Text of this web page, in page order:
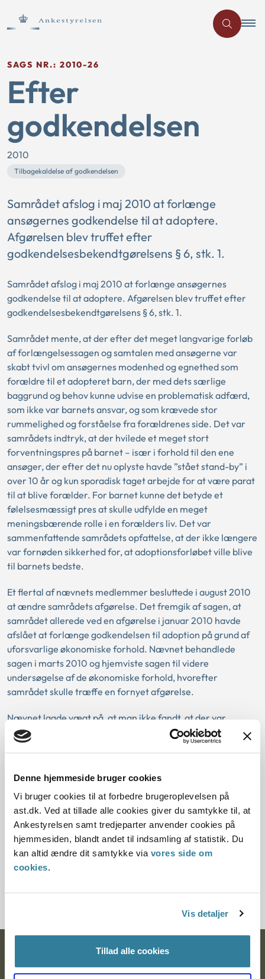
Denne hjemmeside bruger cookies
Vi bruger cookies til at forbedre brugeroplevelsen på
ast.dk. Ved at tillade alle cookies giver du samtykke til, at
Ankestyrelsen samt tredjeparter anvender cookies på
hjemmesiden, blandt andet til indsamling af statistik. Du
kan altid ændre dit samtykke via vores side om
cookies.
Vis detaljer
Tillad alle cookies
SAGS NR.: 2010-26
Efter
godkendelsen
2010
Tilbagekaldelse af godkendelsen
Samrådet afslog i maj 2010 at forlænge
ansøgernes godkendelse til at adoptere.
Afgørelsen blev truffet efter
godkendelsesbekendtgørelsens § 6, stk. 1.
Samrådet afslog i maj 2010 at forlænge ansøgernes
godkendelse til at adoptere. Afgørelsen blev truffet efter
godkendelsesbekendtgørelsens § 6, stk. 1.
Samrådet mente, at der efter det meget langvarige forløb
af forlængelsessagen og samtalen med ansøgerne var
skabt tvivl om ansøgernes modenhed og egnethed som
forældre til et adopteret barn, der med dets særlige
baggrund og behov kunne udvise en problematisk adfærd,
som ikke var barnets ansvar, og som krævede stor
rummelighed og forståelse fra forældrenes side. Det var
samrådets indtryk, at der hvilede et meget stort
forventningspres på barnet – især i forhold til den ene
ansøger, der efter det nu oplyste havde ”stået stand-by” i
over 10 år og kun sporadisk taget arbejde for at være parat
til at blive forælder. For barnet kunne det betyde et
følelsesmæssigt pres at skulle udfylde en meget
meningsbærende rolle i en forælders liv. Det var
sammenfattende samrådets opfattelse, at der ikke længere
var fornøden sikkerhed for, at adoptionsforløbet ville blive
til barnets bedste.
Et flertal af nævnets medlemmer besluttede i august 2010
at ændre samrådets afgørelse. Det fremgik af sagen, at
samrådet allerede ved en afgørelse i januar 2010 havde
afslået at forlænge godkendelsen til adoption på grund af
uforsvarlige økonomiske forhold. Nævnet behandlede
sagen i marts 2010 og hjemviste sagen til videre
undersøgelse af de økonomiske forhold, hvorefter
samrådet skulle træffe en fornyet afgørelse.
Nævnet lagde vægt på, at man ikke fandt, at der var
fremkommet oplysninger, som, sammenlignet med de
oplysninger, der forelå på tidspunktet for godkendelsen,
egnede som adoptanter.
Et mindretal fandt ikke ansøgernes egnethed som
adoptanter tilstrækkeligt belyst og ønskede derfor at
tilbagesende sagen med henblik på iværksættelse af en
psykologisk undersøgelse.
Efter § 8, stk. 2, i nævnets forretningsorden